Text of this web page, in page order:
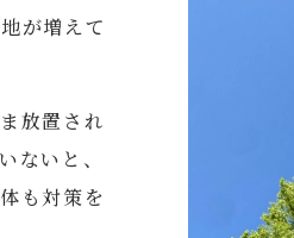
が増えて
放置され
ないと、
も対策を